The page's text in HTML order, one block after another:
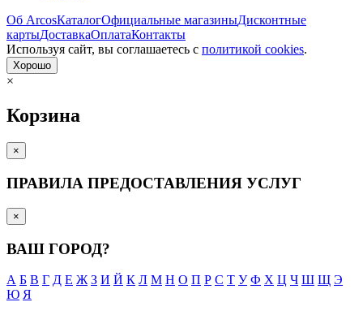
Об ArcosКаталогОфициальные магазиныДисконтные
картыДоставкаОплатаКонтакты
Используя сайт, вы согла­шаетесь с политикой cookies.
Хорошо
×
Корзина
×
ПРАВИЛА ПРЕДОСТАВЛЕНИЯ УСЛУГ
×
ВАШ ГОРОД?
А Б В Г Д Е Ж З И Й К Л М Н О П Р С Т У Ф Х Ц Ч Ш Щ Э
Ю Я